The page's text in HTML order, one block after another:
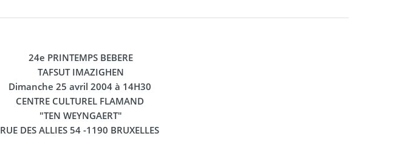
24e PRINTEMPS BEBERE
TAFSUT IMAZIGHEN
Dimanche 25 avril 2004 à 14H30
CENTRE CULTUREL FLAMAND
"TEN WEYNGAERT"
RUE DES ALLIES 54 -1190 BRUXELLES